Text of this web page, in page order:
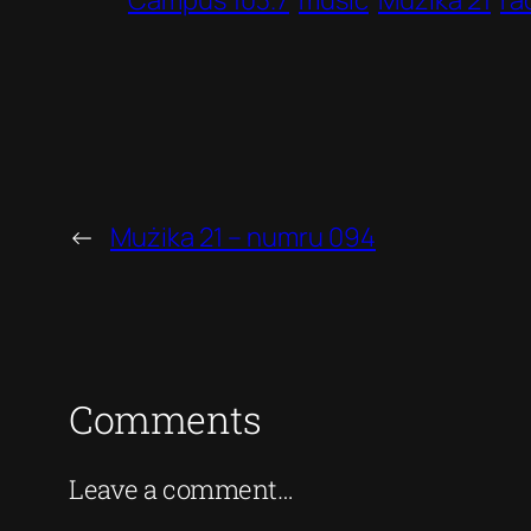
← Mużika 21 – numru 094
Comments
Leave a comment…